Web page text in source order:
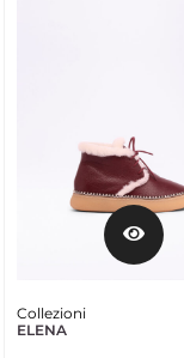
Collezioni
ELENA